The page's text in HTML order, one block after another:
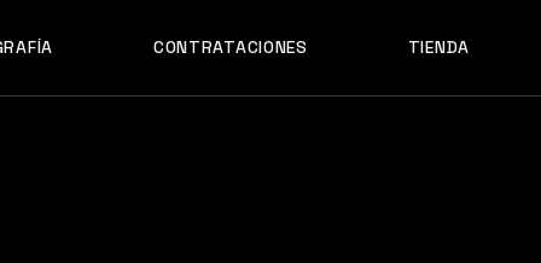
CONTRATACIONES TIENDA